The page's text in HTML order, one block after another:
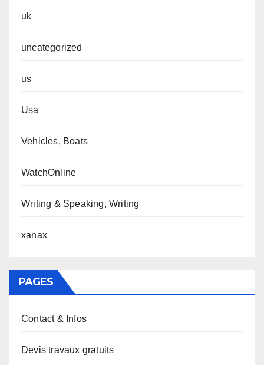
uk
uncategorized
us
Usa
Vehicles, Boats
WatchOnline
Writing & Speaking, Writing
xanax
PAGES
Contact & Infos
Devis travaux gratuits